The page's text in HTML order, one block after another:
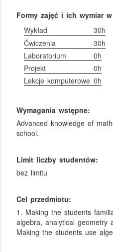
Formy zajęć i ich wymiar
Wykład
30h
Ćwiczenia
30h
Laboratorium
0h
Projekt
0h
Lekcje komputerowe 0h
Wymagania wstępne:
Advanced knowledge of
school.
Limit liczby studentów:
bez limitu
Cel przedmiotu:
1. Making the students
algebra, analytical geometry
Making the students use